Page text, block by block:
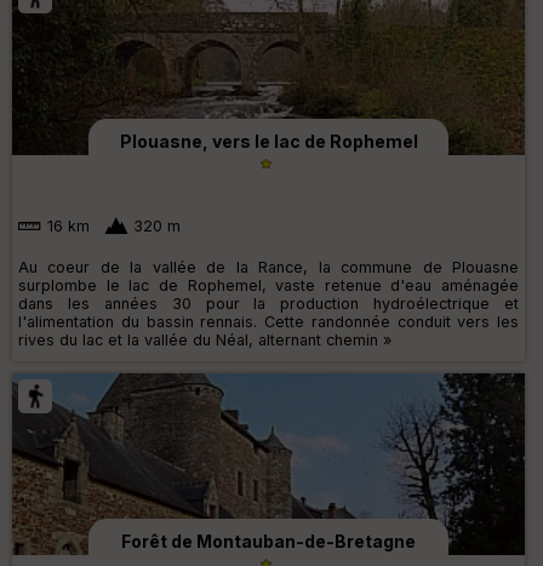
Plouasne, vers le lac de Rophemel
16 km 320 m
Au coeur de la vallée de la Rance, la commune de Plouasne
surplombe le lac de Rophemel, vaste retenue d'eau aménagée
dans les années 30 pour la production hydroélectrique et
l'alimentation du bassin rennais. Cette randonnée conduit vers les
rives du lac et la vallée du Néal, alternant chemin »
Forêt de Montauban-de-Bretagne